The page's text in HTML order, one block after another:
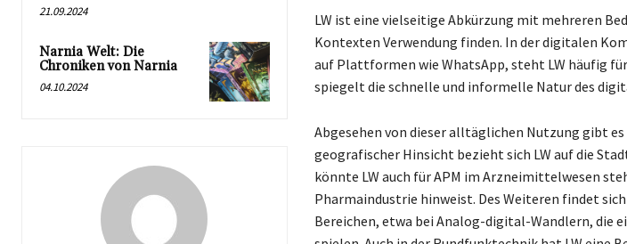
21.09.2024
Narnia Welt: Die
Chroniken von Narnia
04.10.2024
LW ist eine vielseitige Abkürzung mit mehreren
Kontexten Verwendung finden. In der digitalen
auf Plattformen wie WhatsApp, steht LW häufig
spiegelt die schnelle und informelle Natur des
Abgesehen von dieser alltäglichen Nutzung gibt
geografischer Hinsicht bezieht sich LW auf die
könnte LW auch für APM im Arzneimittelwesen
Pharmaindustrie hinweist. Des Weiteren findet
Bereichen, etwa bei Analog-digital-Wandlern, die